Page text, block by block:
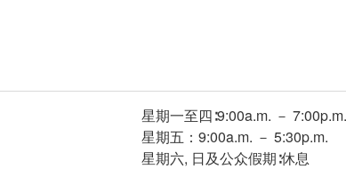
星期一至四∶9:00a.m. － 7:00p.m.
星期五：9:00a.m. － 5:30p.m.
星期六, 日及公众假期∶休息